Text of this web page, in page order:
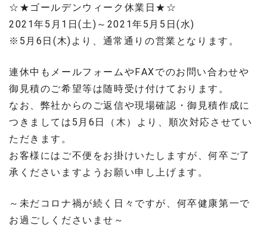
☆★ゴールデンウィーク休業日★☆
2021年5月1日(土)～2021年5月5日(水)
※5月6日(木)より、通常通りの営業となります。
連休中もメールフォームやFAXでのお問い合わせや
御見積のご希望等は随時受け付けております。
なお、弊社からのご返信や現場確認・御見積作成に
つきましては5月6日（木）より、順次対応させてい
ただきます。
お客様にはご不便をお掛けいたしますが、何卒ご了
承くださいますようお願い申し上げます。
～未だコロナ禍が続く日々ですが、何卒健康第一で
お過ごしくださいませ～